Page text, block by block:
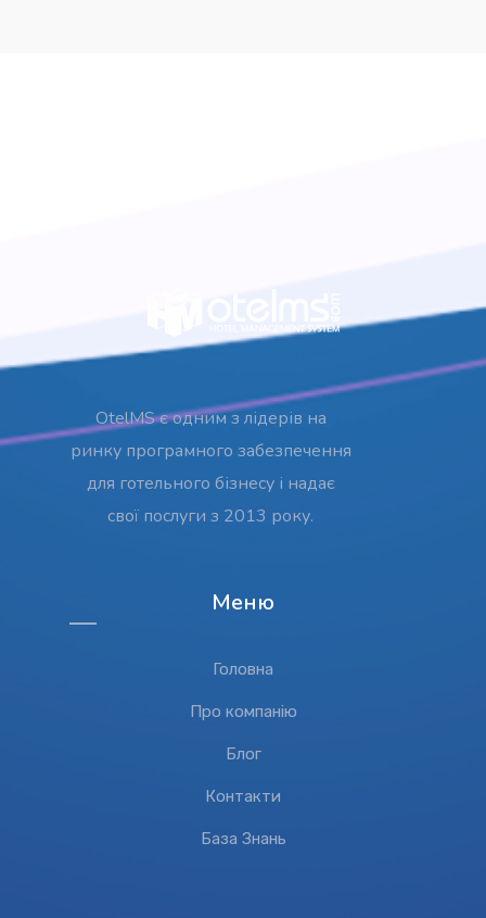
OtelMS є одним з лідерів на
ринку програмного забезпечення
для готельного бізнесу і надає
свої послуги з 2013 року.
Меню
Головна
Про компанiю
Блог
Контакти
База Знань